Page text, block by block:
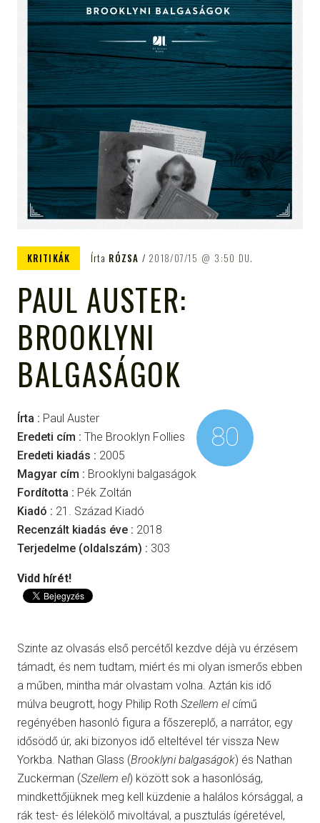
KRITIKÁK Írta RÓZSA 2018/07/15 3:50 DU.
PAUL AUSTER:
BROOKLYNI
BALGASÁGOK
Írta : Paul Auster
Eredeti cím : The Brooklyn Follies
Eredeti kiadás : 2005
Magyar cím : Brooklyni balgaságok
Fordította : Pék Zoltán
Kiadó : 21. Század Kiadó
Recenzált kiadás éve : 2018
Terjedelme (oldalszám) : 303
80
Vidd hírét!
Szinte az olvasás első percétől kezdve déjà vu érzésem
támadt, és nem tudtam, miért és mi olyan ismerős ebben
a műben, mintha már olvastam volna. Aztán kis idő
múlva beugrott, hogy Philip Roth Szellem elcímű
regényében hasonló figura a főszereplő, a narrátor, egy
idősödő úr, aki bizonyos idő elteltével tér vissza New
Yorkba. Nathan Glass (Brooklyni balgaságok) és Nathan
Zuckerman (Szellem el) között sok a hasonlóság,
mindkettőjüknek meg kell küzdenie a halálos kórsággal, a
rák test- és lélekölő mivoltával, a pusztulás ígéretével,